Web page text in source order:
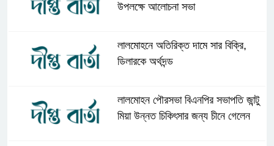
উপলক্ষে আলোচনা সভা
লালমোহনে অতিরিক্ত দামে সার বিক্রি,
ডিলারকে অর্থদন্ড
লালমোহন পৌরসভা বিএনপির সভাপতি জান্টু
মিয়া উন্নত চিকিৎসার জন্য চীনে গেলেন